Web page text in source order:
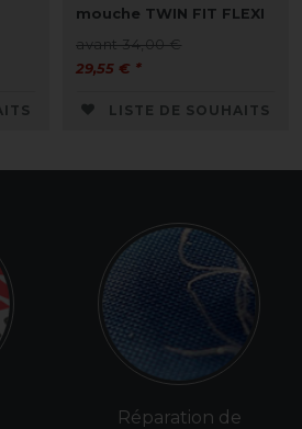
mouche TWIN FIT FLEXI
avant 34,00 €
29,55 € *
LISTE DE SOUHAITS
Réparation de